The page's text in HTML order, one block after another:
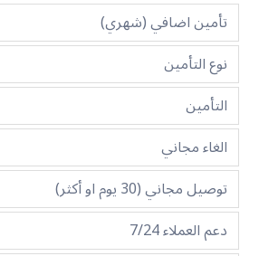
تأمين اضافي (شهري)
نوع التأمين
التأمين
الغاء مجاني
توصيل مجاني (30 يوم او أكثر)
دعم العملاء 7/24